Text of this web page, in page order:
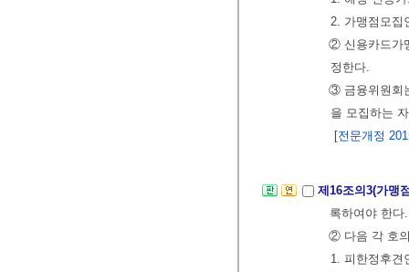
2. 가맹점모집
② 신용카드가
정한다.
③ 금융위원회
을 모집하는
[전문개정
제16조의3(가맹
록하여야 한다.
② 다음 각 호
1. 피한정후견